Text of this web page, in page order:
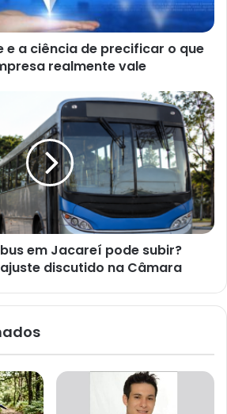
e a ciência de precificar o que
realmente vale
em Jacareí pode subir?
discutido na Câmara